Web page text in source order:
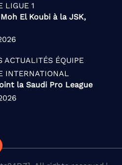
LIGUE 1
El Koubi à la JSK,
ACTUALITÉS ÉQUIPE
INTERNATIONAL
la Saudi Pro League